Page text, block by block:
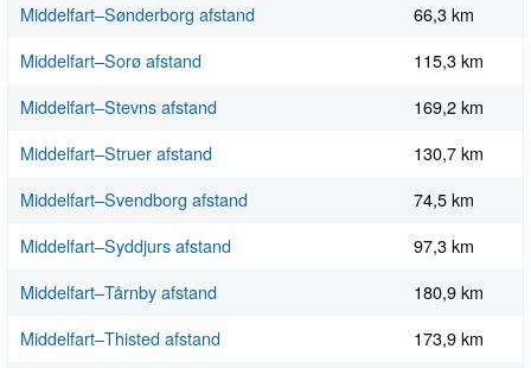
Middelfart–Sønderborg afstand
66,3 km
Middelfart–Sorø afstand
115,3 km
Middelfart–Stevns afstand
169,2 km
Middelfart–Struer afstand
130,7 km
Middelfart–Svendborg afstand
74,5 km
Middelfart–Syddjurs afstand
97,3 km
Middelfart–Tårnby afstand
180,9 km
Middelfart–Thisted afstand
173,9 km